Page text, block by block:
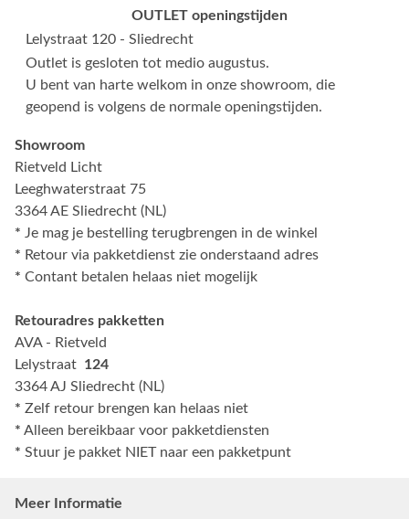
OUTLET openingstijden
Lelystraat 120 - Sliedrecht
Outlet is gesloten tot medio augustus.
U bent van harte welkom in onze showroom, die
geopend is volgens de normale openingstijden.
Showroom
Rietveld Licht
Leeghwaterstraat 75
3364 AE Sliedrecht (NL)
* Je mag je bestelling terugbrengen in de winkel
* Retour via pakketdienst zie onderstaand adres
* Contant betalen helaas niet mogelijk
Retouradres pakketten
AVA - Rietveld
Lelystraat 124
3364 AJ Sliedrecht (NL)
* Zelf retour brengen kan helaas niet
* Alleen bereikbaar voor pakketdiensten
* Stuur je pakket NIET naar een pakketpunt
Meer Informatie